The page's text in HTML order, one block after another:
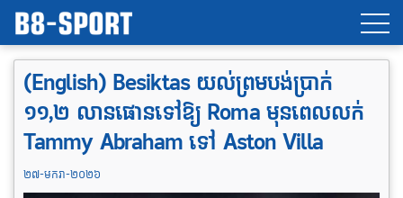
(English) Besiktas យល់ព្រមបង់ប្រាក់
១១,២ លានផោនទៅឱ្យ Roma មុនពេលលក់
Tammy Abraham ទៅ Aston Villa
២៧-មករា-២០២៦